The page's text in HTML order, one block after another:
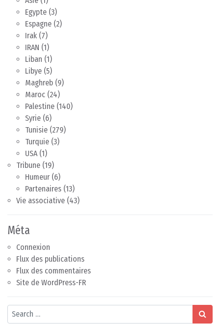
Egypte (3)
Espagne (2)
Irak (7)
IRAN (1)
Liban (1)
Libye (5)
Maghreb (9)
Maroc (24)
Palestine (140)
Syrie (6)
Tunisie (279)
Turquie (3)
USA(1)
Tribune (19)
Humeur (6)
Partenaires (13)
Vie associative (43)
Méta
Connexion
Flux des publications
Flux des commentaires
Site de WordPress-FR
Search